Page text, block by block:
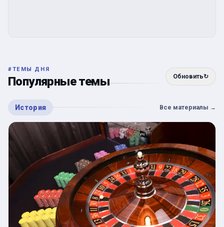
#ТЕМЫ ДНЯ
Популярные темы Обновить↻
История Все материалы →